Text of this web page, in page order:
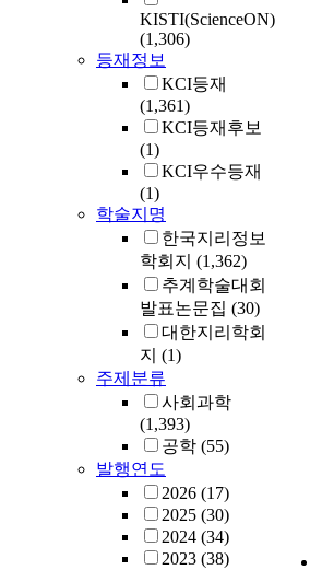
KISTI(ScienceON)
(1,306)
등재정보
KCI등재
(1,361)
KCI등재후보
(1)
KCI우수등재
(1)
학술지명
한국지리정보
학회지 (1,362)
추계학술대회
발표논문집 (30)
대한지리학회
지 (1)
주제분류
사회과학
(1,393)
공학 (55)
발행연도
2026 (17)
2025 (30)
2024 (34)
2023 (38)